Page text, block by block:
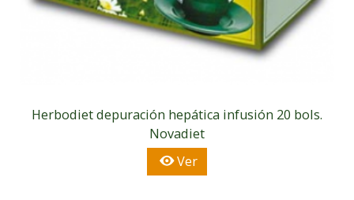
Herbodiet depuración hepática infusión 20 bols.
Novadiet
Ver